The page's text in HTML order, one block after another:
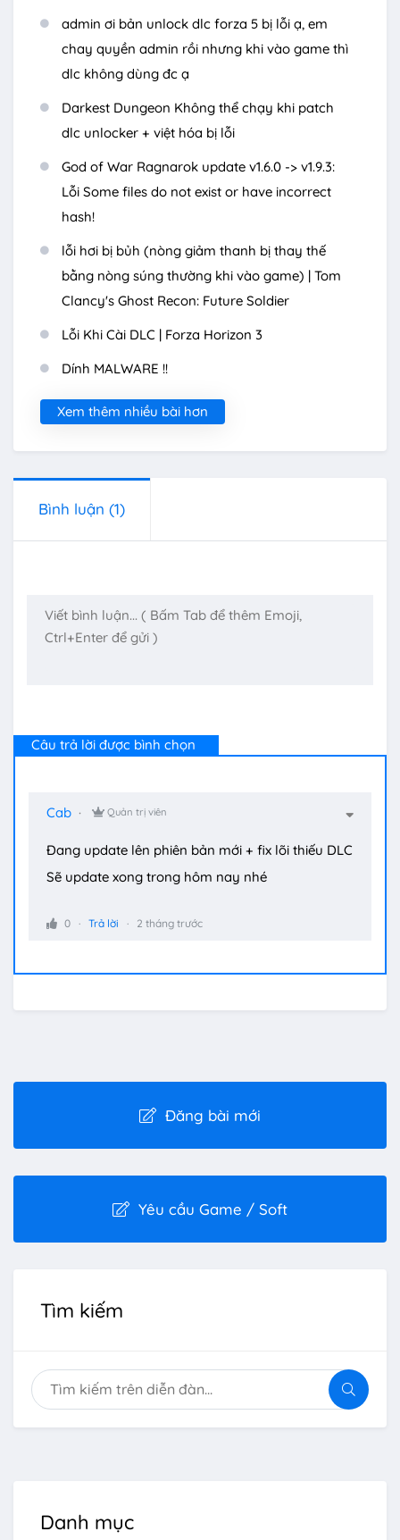
admin ơi bản unlock dlc forza 5 bị lỗi ạ, em
chay quyền admin rồi nhưng khi vào game thì
dlc không dùng đc ạ
Darkest Dungeon Không thể chạy khi patch
dlc unlocker + việt hóa bị lỗi
God of War Ragnarok update v1.6.0 -> v1.9.3:
Lỗi Some files do not exist or have incorrect
hash!
lỗi hơi bị bủh (nòng giảm thanh bị thay thế
bằng nòng súng thường khi vào game) | Tom
Clancy's Ghost Recon: Future Soldier
Lỗi Khi Cài DLC | Forza Horizon 3
Dính MALWARE !!
Xem thêm nhiều bài hơn
Bình luận (1)
Câu trả lời được bình chọn
Cab Quản trị viên
Đang update lên phiên bản mới + fix lõi thiếu DLC
Sẽ update xong trong hôm nay nhé
0 Trả lời 2 tháng trước
Đăng bài mới
Yêu cầu Game / Soft
Tìm kiếm
Danh mục